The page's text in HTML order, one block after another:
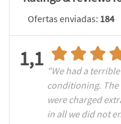
Ofertas enviadas: 184
1,1 "We had a
conditioning. The
were charged
in all we did not